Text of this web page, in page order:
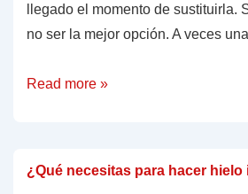
llegado el momento de sustituirla.
no ser la mejor opción. A veces
Guía
el
Read more »
¿Qué necesitas para hacer